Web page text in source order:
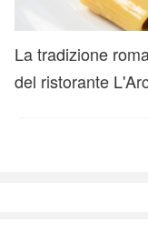
La tradizione
del ristorante
costruito